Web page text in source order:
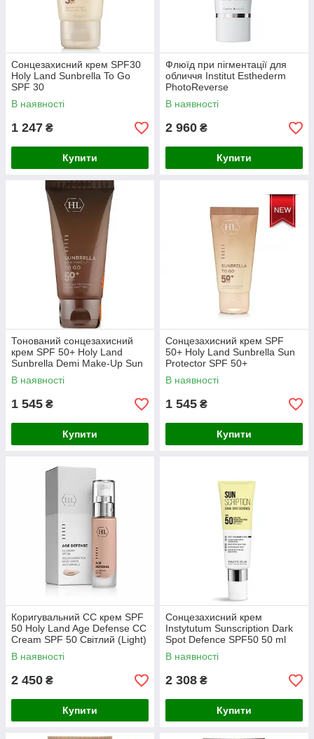
Сонцезахисний крем SPF30
Holy Land Sunbrella To Go
SPF 30
В наявності
1 247 ₴
Купити
Флюїд при пігментації для
обличчя Institut Esthederm
PhotoReverse
В наявності
2 960 ₴
Купити
Тонований сонцезахисний
крем SPF 50+ Holy Land
Sunbrella Demi Make-Up Sun
Protector SPF 50+ 50 мл
В наявності
1 545 ₴
Купити
Сонцезахисний крем SPF
50+ Holy Land Sunbrella Sun
Protector SPF 50+
В наявності
1 545 ₴
Купити
Коригувальний CC крем SPF
50 Holy Land Age Defense CC
Cream SPF 50 Світлий (Light)
50 мл
В наявності
2 450 ₴
Купити
Сонцезахисний крем
Instytutum Sunscription Dark
Spot Defence SPF50 50 ml
В наявності
2 308 ₴
Купити